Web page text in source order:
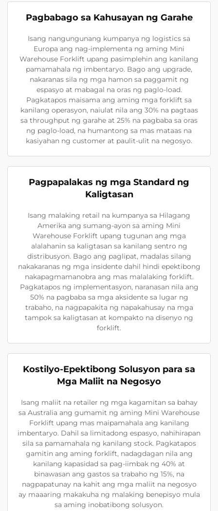
Pagbabago sa Kahusayan ng Garahe
Isang nangungunang kumpanya ng logistics sa
Europa ang nag-implementa ng aming Mini
Warehouse Forklift upang pasimplehin ang kanilang
pamamahala ng imbentaryo. Bago ang upgrade,
nakaranas sila ng mga hamon sa paggamit ng
espasyo at mabagal na oras ng paglo-load.
Pagkatapos maisama ang aming mga forklift sa
kanilang operasyon, naiulat nila ang 30% na pagtaas
sa throughput ng garahe at 25% na pagbaba sa oras
ng paglo-load, na humantong sa mas mataas na
kasiyahan ng customer at paulit-ulit na negosyo.
Pagpapalakas ng mga Standard ng
Kaligtasan
Isang malaking retail na kumpanya sa Hilagang
Amerika ang sumang-ayon sa aming Mini
Warehouse Forklift upang tugunan ang mga
alalahanin sa kaligtasan sa kanilang sentro ng
distribusyon. Bago ang paglipat, madalas silang
nakakaranas ng mga insidente dahil hindi epektibong
nakapagmamanobra ang mas malalaking forklift.
Pagkatapos ng implementasyon, naranasan nila ang
50% na pagbaba sa mga aksidente sa lugar ng
trabaho, na nagpapakita ng napakahusay na mga
tampok sa kaligtasan at kompakto na disenyo ng
forklift.
Kostilyo-Epektibong Solusyon para sa
Mga Maliit na Negosyo
Isang maliit na retailer ng mga kagamitan sa bahay
sa Australia ang gumamit ng aming Mini Warehouse
Forklift upang mas maipamahala ang kanilang
imbentaryo. Dahil sa limitadong espasyo, nahihirapan
sila sa pamamahala ng kanilang stock. Pagkatapos
gamitin ang aming forklift, nadagdagan nila ang
kanilang kapasidad sa pag-iimbak ng 40% at
binawasan ang gastos sa trabaho ng 15%, na
nagpapatunay na kahit ang mga maliit na negosyo
ay maaaring makakuha ng malaking benepisyo mula
sa aming inobatibong solusyon.